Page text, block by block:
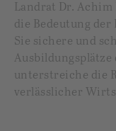
Landrat Dr.
die Bedeutung
Sie sichere und
unterstreiche die
verlässlicher